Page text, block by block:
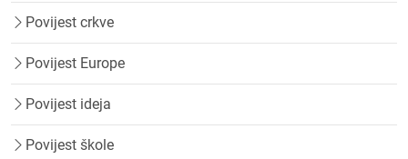
Povijest crkve
Povijest Europe
Povijest ideja
Povijest škole